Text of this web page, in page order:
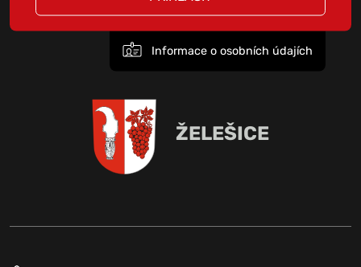
Informace o osobních údajích
ŽELEŠICE